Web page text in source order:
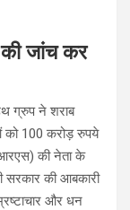
जांच कर
ग्रुप ने शराब
100 करोड़ रुपये
की नेता के
सरकार की आबकारी
और धन